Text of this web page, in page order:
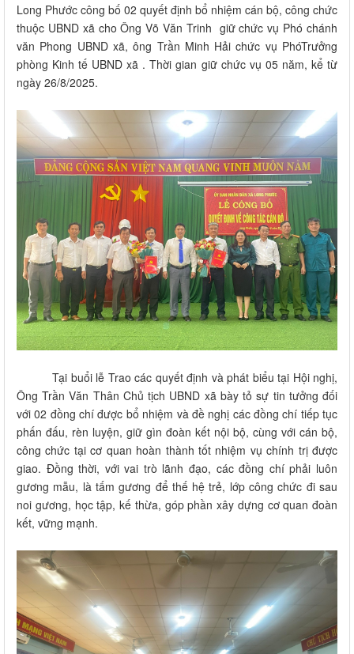
Long Phước công bố 02 quyết định bổ nhiệm cán bộ, công chức
thuộc UBND xã cho Ông Võ Văn Trinh giữ chức vụ Phó chánh
văn Phong UBND xã, ông Trần Minh Hải chức vụ PhóTrưởng
phòng Kinh tế UBND xã . Thời gian giữ chức vụ 05 năm, kể từ
ngày 26/8/2025.
Tại buổi lễ Trao các quyết định và phát biểu tại Hội nghị,
Ông Trần Văn Thân Chủ tịch UBND xã bày tỏ sự tin tưởng đối
với 02 đồng chí được bổ nhiệm và đề nghị các đồng chí tiếp tục
phấn đấu, rèn luyện, giữ gìn đoàn kết nội bộ, cùng với cán bộ,
công chức tại cơ quan hoàn thành tốt nhiệm vụ chính trị được
giao. Đồng thời, với vai trò lãnh đạo, các đồng chí phải luôn
gương mẫu, là tấm gương để thế hệ trẻ, lớp công chức đi sau
noi gương, học tập, kế thừa, góp phần xây dựng cơ quan đoàn
kết, vững mạnh.